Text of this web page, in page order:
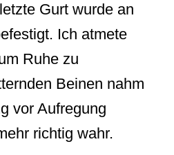
Gurt wurde an
Ich atmete
Ruhe zu
Beinen nahm
vor Aufregung
richtig wahr.